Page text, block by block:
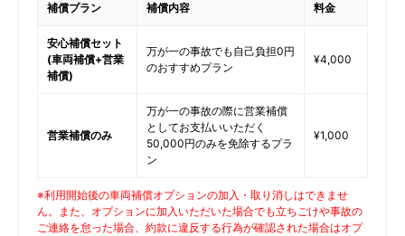
補償プラン 補償内容 料金
安心補償セット
(車両補償+営業
補償)
万が一の事故でも自己負担0円
のおすすめプラン
¥4,000
営業補償のみ
万が一の事故の際に営業補償
としてお支払いいただく
50,000円のみを免除するプラ
ン
¥1,000
※利用開始後の車両補償オプションの加入・取り消しはできませ
ん。また、オプションに加入いただいた場合でも立ちごけや事故の
ご連絡を怠った場合、約款に違反する行為が確認された場合はオプ